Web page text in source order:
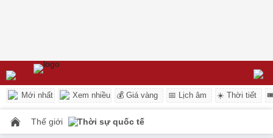
Mới nhất Xem nhiều 💰 Giá vàng 📅 Lịch âm ☀️ Thời tiết
Thế giới Thời sự quốc tế